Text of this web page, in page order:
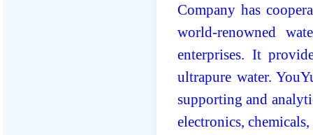
Company has
world-renowned
enterprises. It
ultrapure water.
supporting and
electronics,